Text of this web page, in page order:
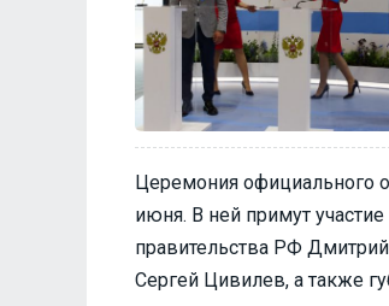
Церемония официального
июня. В ней примут
правительства РФ
Сергей Цивилев, а также